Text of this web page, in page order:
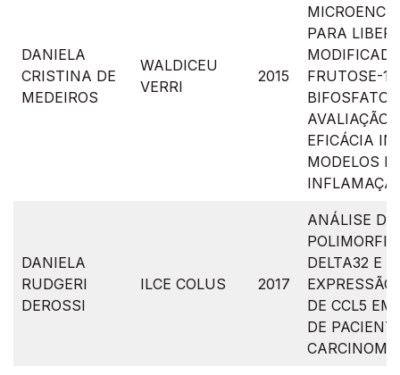
DANIELA
CRISTINA DE
MEDEIROS
WALDICEU
VERRI
2015
PARA
FRUTOSE-
BIFOSFATO
AVALIAÇÃO
EFICÁCIA IN
MODELOS
DANIELA
RUDGERI
DEROSSI
ILCE COLUS 2017
ANÁLISE DO
DELTA32 E
DE CCL5
DE